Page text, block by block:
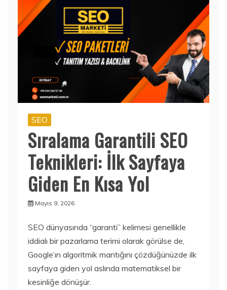
SEO
Sıralama Garantili SEO
Teknikleri: İlk Sayfaya
Giden En Kısa Yol
Mayıs 9, 2026
SEO dünyasında “garanti” kelimesi genellikle
iddialı bir pazarlama terimi olarak görülse de,
Google’ın algoritmik mantığını çözdüğünüzde ilk
sayfaya giden yol aslında matematiksel bir
kesinliğe dönüşür.